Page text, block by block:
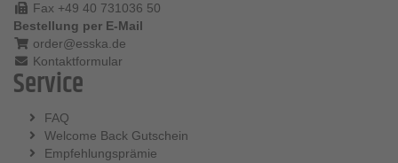
Fax +49 40 731036 50
Bestellung per E-Mail
order@esska.de
Kontaktformular
Service
FAQ
Welcome Back Gutschein
Empfehlungsprämie